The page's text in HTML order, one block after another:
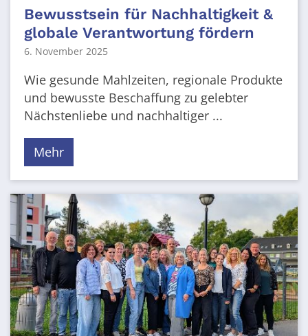
Bewusstsein für Nachhaltigkeit &
globale Verantwortung fördern
6. November 2025
Wie gesunde Mahlzeiten, regionale Produkte
und bewusste Beschaffung zu gelebter
Nächstenliebe und nachhaltiger ...
Mehr